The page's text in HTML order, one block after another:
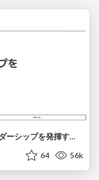
職位にかかわらず全員がリーダーシップを発揮するチーム作り / Building a team where everyone can demonstrate leadership regardless of position
64 56k